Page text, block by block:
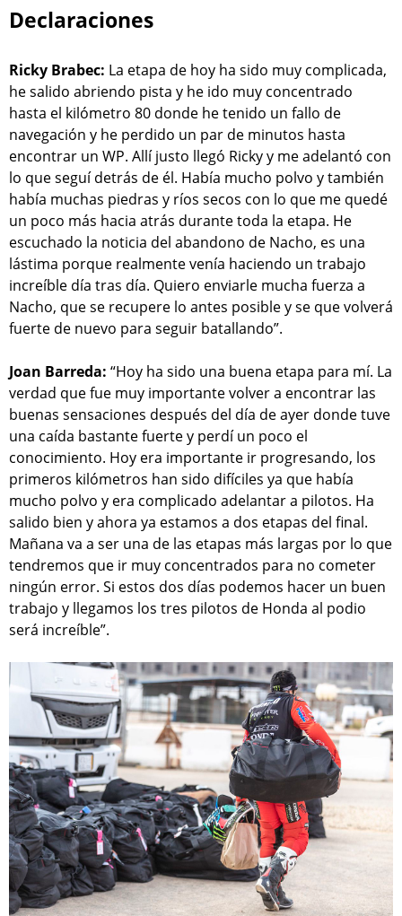
Declaraciones
Ricky Brabec: La etapa de hoy ha sido muy complicada,
he salido abriendo pista y he ido muy concentrado
hasta el kilómetro 80 donde he tenido un fallo de
navegación y he perdido un par de minutos hasta
encontrar un WP. Allí justo llegó Ricky y me adelantó con
lo que seguí detrás de él. Había mucho polvo y también
había muchas piedras y ríos secos con lo que me quedé
un poco más hacia atrás durante toda la etapa. He
escuchado la noticia del abandono de Nacho, es una
lástima porque realmente venía haciendo un trabajo
increíble día tras día. Quiero enviarle mucha fuerza a
Nacho, que se recupere lo antes posible y se que volverá
fuerte de nuevo para seguir batallando”.
Joan Barreda: “Hoy ha sido una buena etapa para mí. La
verdad que fue muy importante volver a encontrar las
buenas sensaciones después del día de ayer donde tuve
una caída bastante fuerte y perdí un poco el
conocimiento. Hoy era importante ir progresando, los
primeros kilómetros han sido difíciles ya que había
mucho polvo y era complicado adelantar a pilotos. Ha
salido bien y ahora ya estamos a dos etapas del final.
Mañana va a ser una de las etapas más largas por lo que
tendremos que ir muy concentrados para no cometer
ningún error. Si estos dos días podemos hacer un buen
trabajo y llegamos los tres pilotos de Honda al podio
será increíble”.